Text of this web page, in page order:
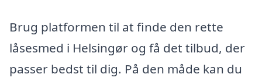
Brug platformen til at finde den rette
låsesmed i Helsingør og få det tilbud, der
passer bedst til dig. På den måde kan du